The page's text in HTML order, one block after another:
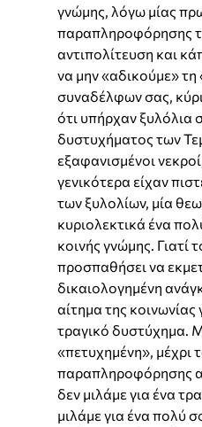
γνώμης, λόγω μίας
παραπληροφόρησης
αντιπολίτευση και
να μην «αδικούμε»
συναδέλφων σας,
ότι υπήρχαν ξυλόλια
δυστυχήματος των
εξαφανισμένοι
γενικότερα είχαν
των ξυλολίων, μία
κυριολεκτικά ένα
κοινής γνώμης. Γιατί
προσπαθήσει να
δικαιολογημένη
αίτημα της κοινωνίας
τραγικό δυστύχημα.
«πετυχημένη», μέχρι
παραπληροφόρησης
δεν μιλάμε για ένα
μιλάμε για ένα πολύ